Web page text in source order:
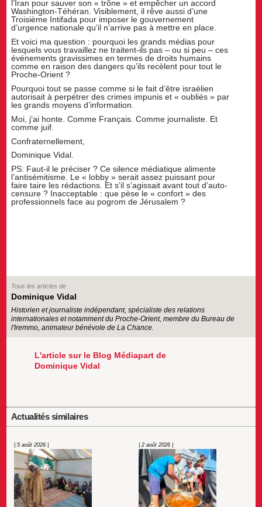
l’Iran pour sauver son « trône » et empêcher un accord
Washington-Téhéran. Visiblement, il rêve aussi d’une
Troisième Intifada pour imposer le gouvernement
d’urgence nationale qu’il n’arrive pas à mettre en place.
Et voici ma question : pourquoi les grands médias pour
lesquels vous travaillez ne traitent-ils pas – ou si peu – ces
événements gravissimes en termes de droits humains
comme en raison des dangers qu’ils recèlent pour tout le
Proche-Orient ?
Pourquoi tout se passe comme si le fait d’être israélien
autorisait à perpétrer des crimes impunis et « oubliés » par
les grands moyens d’information.
Moi, j’ai honte. Comme Français. Comme journaliste. Et
comme juif.
Confraternellement,
Dominique Vidal.
PS: Faut-il le préciser ? Ce silence médiatique alimente
l’antisémitisme. Le « lobby » serait assez puissant pour
faire taire les rédactions. Et s’il s’agissait avant tout d’auto-
censure ? Inacceptable : que pèse le « confort » des
professionnels face au pogrom de Jérusalem ?
Tous les articles de
Dominique Vidal
Historien et journaliste indépendant, spécialiste des relations
internationales et notamment du Proche-Orient, membre du Bureau de
l'Iremmo, animateur bénévole de La Chance.
L'article sur le Blog Médiapart de
Dominique Vidal
Actualités similaires
| 5 août 2026 | | 2 août 2026 |